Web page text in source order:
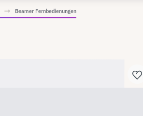
Beamer Fernbedienungen